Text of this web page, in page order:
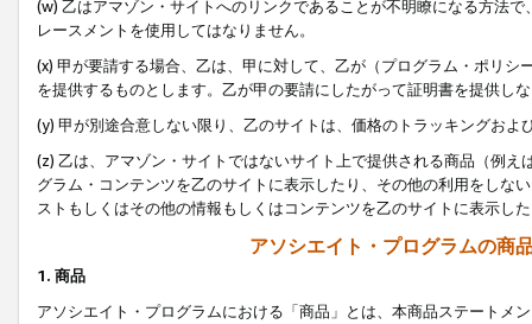
(w) 乙はアマゾン・サイトへのリンクであることが不明瞭になる方法
レースメントを使用してはなりません。
(x) 甲が要請する場合、乙は、甲に対して、乙が（プログラム・ポリ
を提供するものとします。乙が甲の要請にしたがって証明書を提供し
(y) 甲が別途合意しない限り、乙のサイトは、価格のトラッキングお
(z) 乙は、アマゾン・サイトではないサイト上で提供される商品（例
グラム・コンテンツを乙のサイトに表示したり、その他の利用をしな
ストもしくはその他の情報もしくはコンテンツを乙のサイトに表示し
アソシエイト・プログラムの商
1. 商品
アソシエイト・プログラムにおける「商品」とは、本商品ステートメ